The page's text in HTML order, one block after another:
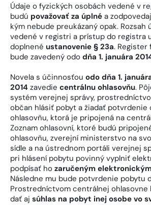
Údaje o fyzických osobách vedené v
budú považovať za úplné a
kým nebude preukázaný opak. Rozsah
vedené v registri a prístup do registra
doplnené ustanovenie § 23a. Register
bude zavedený odo dňa 1. januára
Novela s účinnosťou odo dňa 1.
2014 zavedie centrálnu ohlasovňu.
systém verejnej správy,
občan hlásiť pobyt a žiadať potvrdenie
ohlasovňu, ktorá je pripojená na
Zoznam ohlasovní, ktoré budú
ohlasovňu, zverejní ministerstvo na
sídle a na ústrednom portáli verejnej
pri hlásení pobytu povinný vyplniť
podpísať ho zaručeným
Následne mu bude potvrdenie pobytu
Prostredníctvom centrálnej ohlasovne
dať aj súhlas na pobyt inej osobe vo